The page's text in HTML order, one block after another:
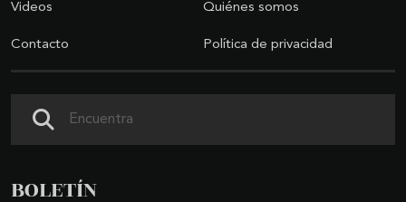
Videos Quiénes somos
Contacto Política de privacidad
BOLETÍN